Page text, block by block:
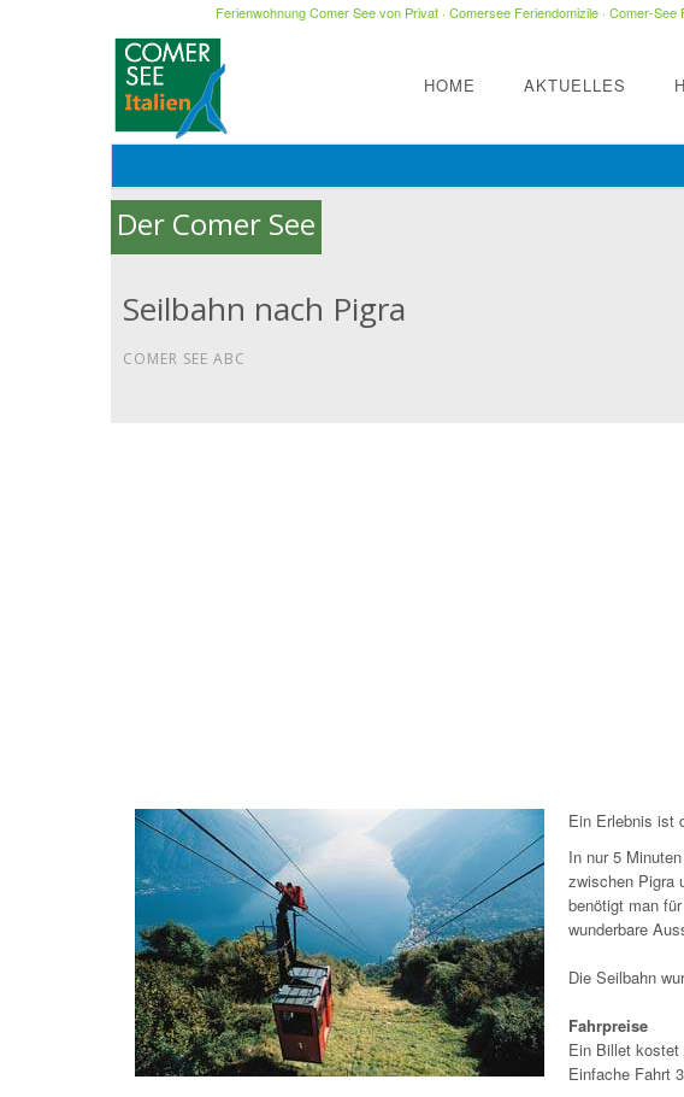
Ferienwohnung Comer See von Privat· Comersee Feriendomizile· Comer-See
HOME AKTUELLES
Der Comer See
Seilbahn nach Pigra
COMER SEE ABC
Ein Erlebnis ist
In nur 5
zwischen Pigra
benötigt man
wunderbare
Die Seilbahn
Fahrpreise
Ein Billet kostet
Einfache Fahrt